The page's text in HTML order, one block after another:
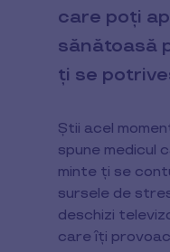
care poți
sănătoasă
ți se
Știi acel
spune medicul
minte ți se
sursele de
deschizi
care îți